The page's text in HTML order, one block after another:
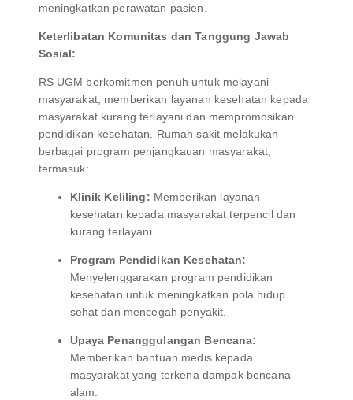
meningkatkan perawatan pasien.
Keterlibatan Komunitas dan Tanggung Jawab
Sosial:
RS UGM berkomitmen penuh untuk melayani
masyarakat, memberikan layanan kesehatan kepada
masyarakat kurang terlayani dan mempromosikan
pendidikan kesehatan. Rumah sakit melakukan
berbagai program penjangkauan masyarakat,
termasuk:
Klinik Keliling: Memberikan layanan
kesehatan kepada masyarakat terpencil dan
kurang terlayani.
Program Pendidikan Kesehatan:
Menyelenggarakan program pendidikan
kesehatan untuk meningkatkan pola hidup
sehat dan mencegah penyakit.
Upaya Penanggulangan Bencana:
Memberikan bantuan medis kepada
masyarakat yang terkena dampak bencana
alam.